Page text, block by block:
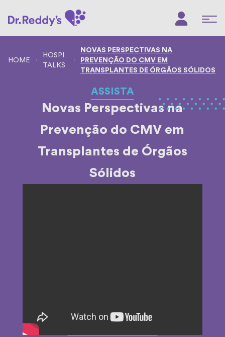
HOSPI
TALKS
NOVAS PERSPECTIVAS NA
PREVENÇÃO DO CMV EM
TRANSPLANTES DE ÓRGÃOS SÓLIDOS
ASSISTA
Novas Perspectivas na
Prevenção do CMV em
Transplantes de Órgãos
Sólidos